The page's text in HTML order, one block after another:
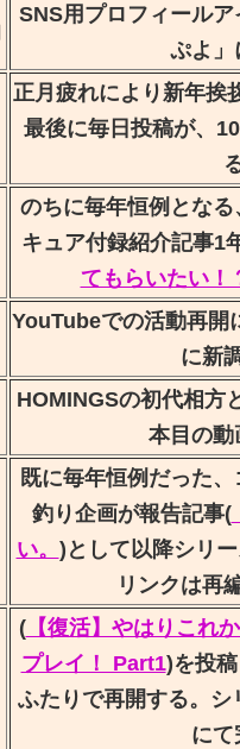
SNS用プロフィール
ぷよ」
正月疲れにより新年挨
最後に毎日投稿が、
のちに毎年恒例とな
キュア付録紹介記事1
てもらいたい！
YouTubeでの活動再開
に新
HOMINGSの初代相方
本目の動
既に毎年恒例だった
釣り企画が報告記事(
い。 )として以降シリ
リンクは再
(【復活】やはりこれ
プレイ！ Part1)を投
ふたりで再開する。
にて